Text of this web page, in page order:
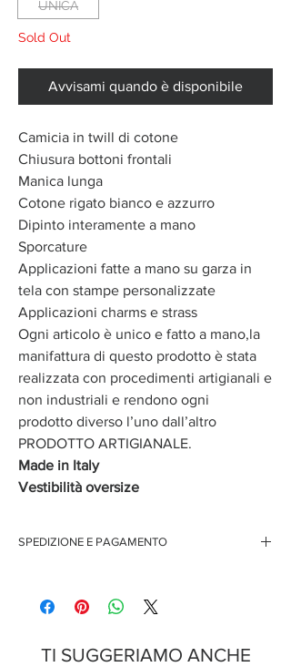
UNICA
Sold Out
Avvisami quando è disponibile
Camicia in twill di cotone
Chiusura bottoni frontali
Manica lunga
Cotone rigato bianco e azzurro
Dipinto interamente a mano
Sporcature
Applicazioni fatte a mano su garza in
tela con stampe personalizzate
Applicazioni charms e strass
Ogni articolo è unico e fatto a mano,la
manifattura di questo prodotto è stata
realizzata con procedimenti artigianali e
non industriali e rendono ogni
prodotto diverso l’uno dall’altro
PRODOTTO ARTIGIANALE.
Made in Italy
Vestibilità oversize
SPEDIZIONE E PAGAMENTO
Pagamento con PayPal
TI SUGGERIAMO ANCHE